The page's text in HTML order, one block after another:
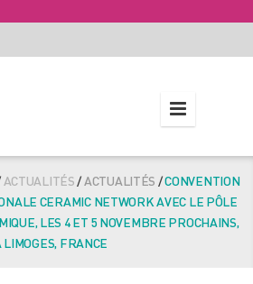
ACTUALITÉS/ACTUALITÉS /CONVENTION
CERAMIC NETWORK AVEC LE PÔLE
LES 4 ET 5 NOVEMBRE PROCHAINS,
LIMOGES, FRANCE